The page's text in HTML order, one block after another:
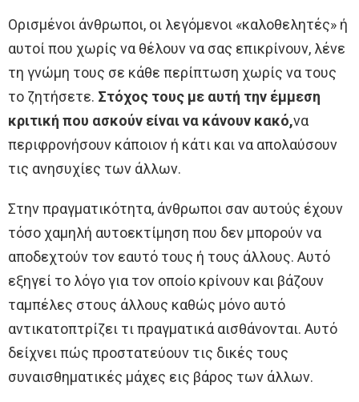
Ορισμένοι άνθρωποι, οι λεγόμενοι «καλοθελητές» ή
αυτοί που χωρίς να θέλουν να σας επικρίνουν, λένε
τη γνώμη τους σε κάθε περίπτωση χωρίς να τους
το ζητήσετε. Στόχος τους με αυτή την έμμεση
κριτική που ασκούν είναι να κάνουν κακό,να
περιφρονήσουν κάποιον ή κάτι και να απολαύσουν
τις ανησυχίες των άλλων.
Στην πραγματικότητα, άνθρωποι σαν αυτούς έχουν
τόσο χαμηλή αυτοεκτίμηση που δεν μπορούν να
αποδεχτούν τον εαυτό τους ή τους άλλους. Αυτό
εξηγεί το λόγο για τον οποίο κρίνουν και βάζουν
ταμπέλες στους άλλους καθώς μόνο αυτό
αντικατοπτρίζει τι πραγματικά αισθάνονται. Αυτό
δείχνει πώς προστατεύουν τις δικές τους
συναισθηματικές μάχες εις βάρος των άλλων.